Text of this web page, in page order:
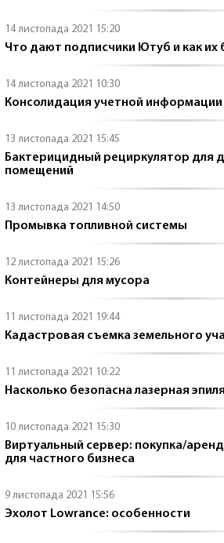
14 листопада 2021 15:20
Что дают подписчики Ютуб и как их
14 листопада 2021 10:30
Консолидация учетной
13 листопада 2021 15:45
Бактерицидный рециркулятор для
помещений
13 листопада 2021 14:50
Промывка топливной системы
12 листопада 2021 15:26
Контейнеры для мусора
11 листопада 2021 19:44
Кадастровая съемка земельного
11 листопада 2021 10:22
Насколько безопасна лазерная
10 листопада 2021 15:30
Виртуальный сервер: покупка/
для частного бизнеса
9 листопада 2021 15:56
Эхолот Lowrance: особенности